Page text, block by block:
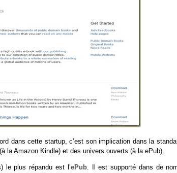
dans cette startup, c’est son implication dans la
la Amazon Kindle) et des univers ouverts (à la ePub).
le plus répandu est l’ePub. Il est supporté dans de